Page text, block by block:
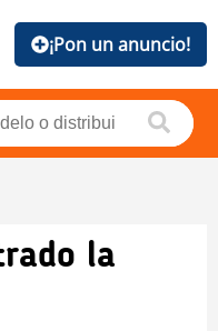
¡Pon un anuncio!
la